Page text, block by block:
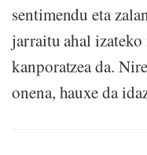
sentimendu eta
jarraitu ahal
kanporatzea da.
onena, hauxe da